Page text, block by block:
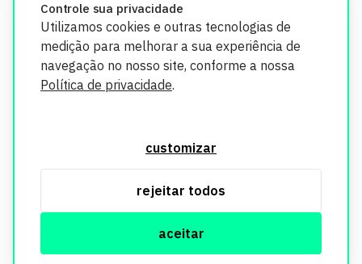
Controle sua privacidade
Utilizamos cookies e outras tecnologias de
medição para melhorar a sua experiência de
navegação no nosso site, conforme a nossa
Política de privacidade.
customizar
rejeitar todos
aceitar
segurança. Todos os dados coletados em nosso site são
utilizados exclusivamente para fins de aprimoramento de
informações, consulte nossa Política de Privacidade.
© Copyright Imobi Report. Todos os direitos reservados.
Política de privacidade
mobister